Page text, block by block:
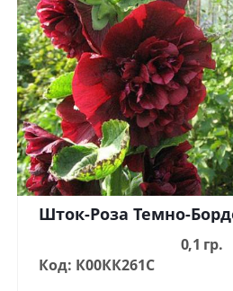
Шток-Роза Темно-
0,1 гр.
Код: К00КК261С